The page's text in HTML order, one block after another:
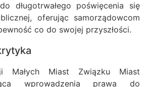
długotrwałego poświęcenia się
oferując samorządowcom
co do swojej przyszłości.
Małych Miast Związku Miast
wprowadzenia prawa do